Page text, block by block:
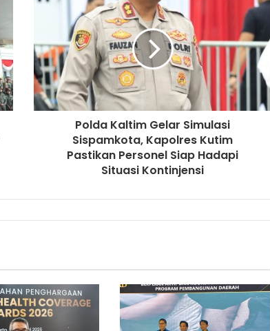
Polda Kaltim Gelar Simulasi
Sispamkota, Kapolres Kutim
Pastikan Personel Siap Hadapi
Situasi Kontinjensi